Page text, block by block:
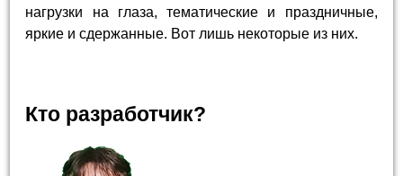
нагрузки на глаза, тематические и праздничные,
яркие и сдержанные. Вот лишь некоторые из них.
Кто разработчик?